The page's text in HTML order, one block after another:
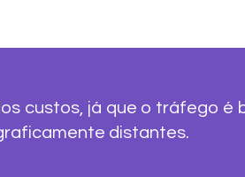
custos, já que o tráfego é
distantes.